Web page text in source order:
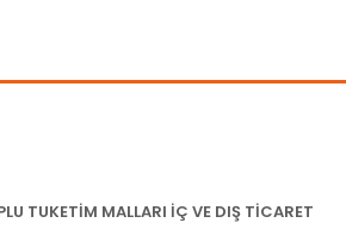
TUKETİM MALLARI İÇ VE DIŞ TİCARET